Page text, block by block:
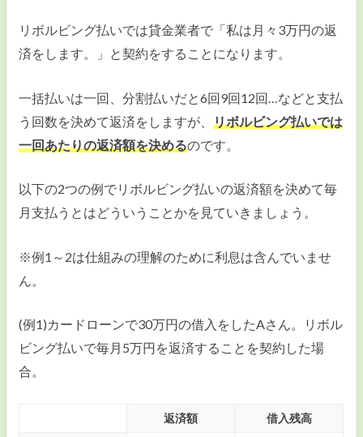
リボルビング払いでは貸金業者で「私は月々3万円の返
済をします。」と契約をすることになります。
一括払いは一回、分割払いだと6回9回12回…などと支払
う回数を決めて返済をしますが、
リボルビング払いでは
一回あたりの返済額を決めるのです。
以下の2つの例でリボルビング払いの返済額を決めて毎
月支払うとはどういうことかを見ていきましょう。
※例1～2は仕組みの理解のために利息は含んでいませ
ん。
(例1)カードローンで30万円の借入をしたAさん。リボル
ビング払いで毎月5万円を返済することを契約した場
合。
返済額 借入残高